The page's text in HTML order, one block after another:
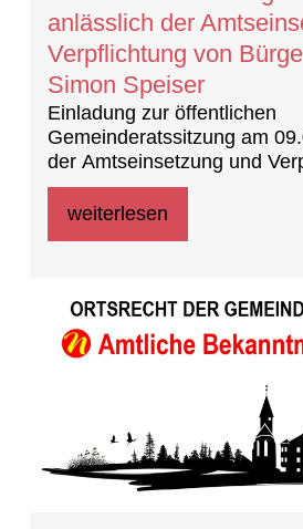
anlässlich der
Verpflichtung von
Simon Speiser
Einladung zur öffentlichen
Gemeinderatssitzung am
der Amtseinsetzung und
Bürgermeister Simon Speiser
weiterlesen